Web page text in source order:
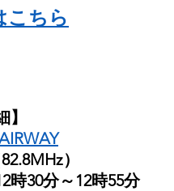
こちら
】
）
時30分～12時55分